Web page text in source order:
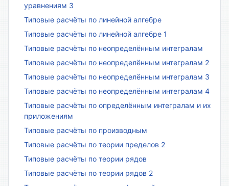
уравнениям 3
Типовые расчёты по линейной алгебре
Типовые расчёты по линейной алгебре 1
Типовые расчёты по неопределённым интегралам
Типовые расчёты по неопределённым интегралам 2
Типовые расчёты по неопределённым интегралам 3
Типовые расчёты по неопределённым интегралам 4
Типовые расчёты по определённым интегралам и их
приложениям
Типовые расчёты по производным
Типовые расчёты по теории пределов 2
Типовые расчёты по теории рядов
Типовые расчёты по теории рядов 2